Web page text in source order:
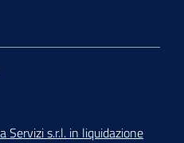
Servizi s.r.l. in liquidazione